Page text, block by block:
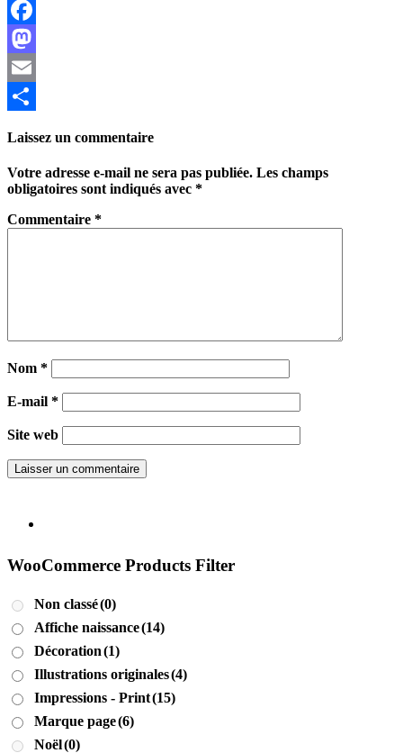
Facebook
Mastodon
Email
Laissez un commentaire
Votre adresse e-mail ne sera pas publiée. Les champs
obligatoires sont indiqués avec *
Commentaire *
Nom *
E-mail *
Site web
WooCommerce Products Filter
Non classé(0)
Affiche naissance(14)
Décoration(1)
Illustrations originales(4)
Impressions - Print(15)
Marque page(6)
Noël(0)